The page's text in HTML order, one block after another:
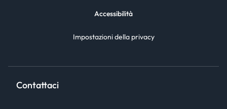
Accessibilità
Impostazioni della privacy
Contattaci